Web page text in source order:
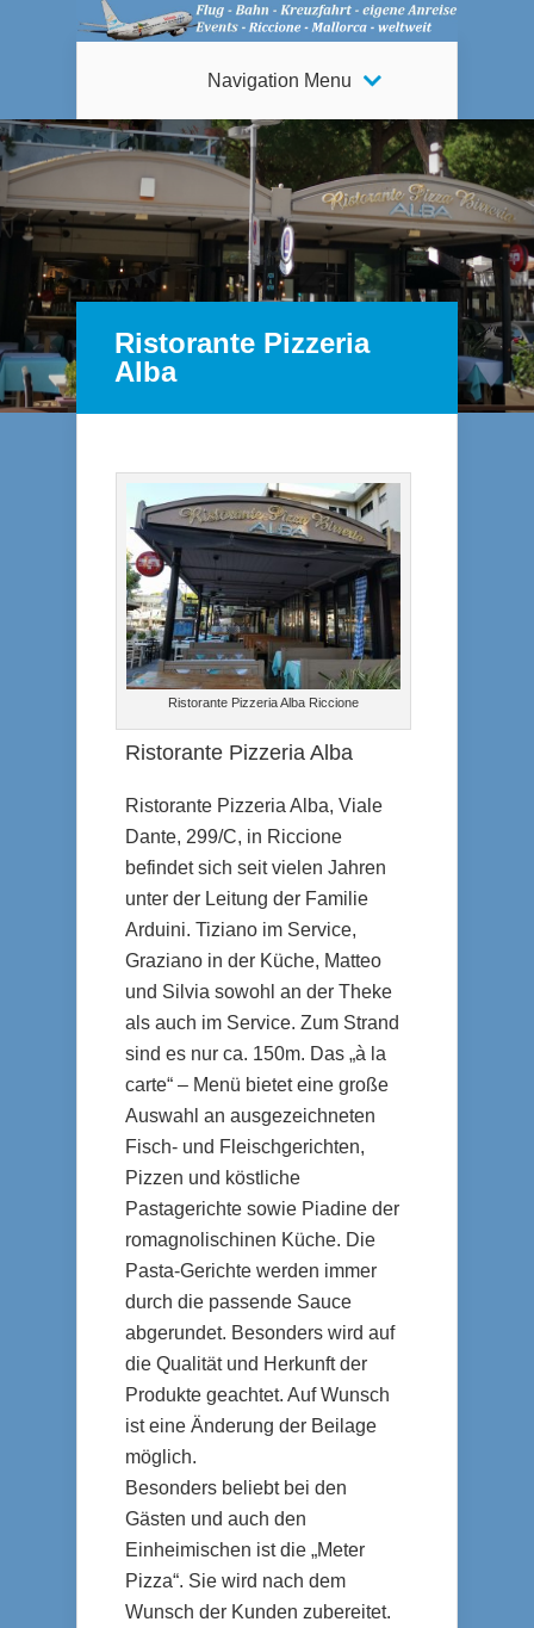
Navigation Menu
Ristorante Pizzeria
Alba
Ristorante Pizzeria Alba Riccione
Ristorante Pizzeria Alba
Ristorante Pizzeria Alba, Viale
Dante, 299/C, in Riccione
befindet sich seit vielen Jahren
unter der Leitung der Familie
Arduini. Tiziano im Service,
Graziano in der Küche, Matteo
und Silvia sowohl an der Theke
als auch im Service. Zum Strand
sind es nur ca. 150m. Das „à la
carte“ – Menü bietet eine große
Auswahl an ausgezeichneten
Fisch- und Fleischgerichten,
Pizzen und köstliche
Pastagerichte sowie Piadine der
romagnolischinen Küche. Die
Pasta-Gerichte werden immer
durch die passende Sauce
abgerundet. Besonders wird auf
die Qualität und Herkunft der
Produkte geachtet. Auf Wunsch
ist eine Änderung der Beilage
möglich.
Besonders beliebt bei den
Gästen und auch den
Einheimischen ist die „Meter
Pizza“. Sie wird nach dem
Wunsch der Kunden zubereitet.